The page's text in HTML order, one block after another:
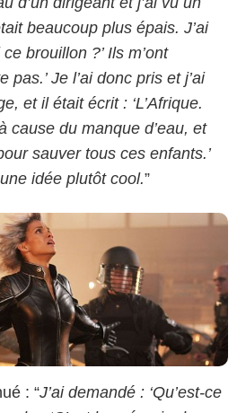
beaucoup plus épais. J’ai
brouillon ?’ Ils m’ont
pas.’ Je l’ai donc pris et j’ai
et il était écrit : ‘L’Afrique.
cause du manque d’eau, et
sauver tous ces enfants.’
idée plutôt cool.”
: “J’ai demandé : ‘Qu’est-ce